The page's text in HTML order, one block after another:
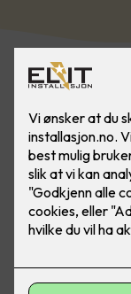
Ved å installere
du ekstra